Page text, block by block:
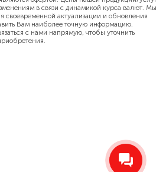
в связи с динамикой курса валют. Мы
своевременной актуализации и обновления
Вам наиболее точную информацию.
с нами напрямую, чтобы уточнить